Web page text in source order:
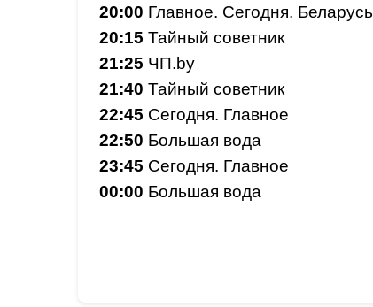
20:00 Главное. Сегодня. Беларусь
20:15 Тайный советник
21:25 ЧП.by
21:40 Тайный советник
22:45 Сегодня. Главное
22:50 Большая вода
23:45 Сегодня. Главное
00:00 Большая вода